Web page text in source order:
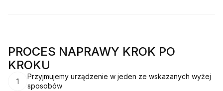
PROCES NAPRAWY KROK PO
KROKU
1
Przyjmujemy urządzenie w jeden ze wskazanych wyżej
sposobów